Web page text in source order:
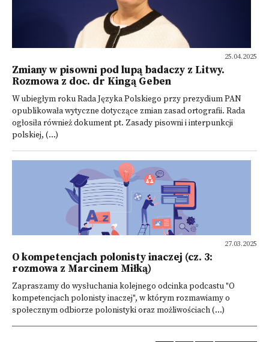
25.04.2025
Zmiany w pisowni pod lupą badaczy z Litwy.
Rozmowa z doc. dr Kingą Geben
W ubiegłym roku Rada Języka Polskiego przy prezydium PAN
opublikowała wytyczne dotyczące zmian zasad ortografii. Rada
ogłosiła również dokument pt. Zasady pisowni i interpunkcji
polskiej, (...)
27.03.2025
O kompetencjach polonisty inaczej (cz. 3:
rozmowa z Marcinem Miłką)
Zapraszamy do wysłuchania kolejnego odcinka podcastu "O
kompetencjach polonisty inaczej", w którym rozmawiamy o
społecznym odbiorze polonistyki oraz możliwościach (...)